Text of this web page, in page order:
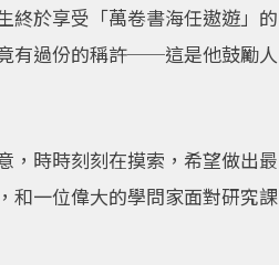
終於享受「萬卷書海任遨遊」的
有過份的稱許──這是他鼓勵人
，時時刻刻在摸索，希望做出最
和一位偉大的學問家面對研究課